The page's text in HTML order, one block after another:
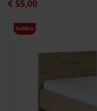
Speciale prijs
€ 55,00
Solden